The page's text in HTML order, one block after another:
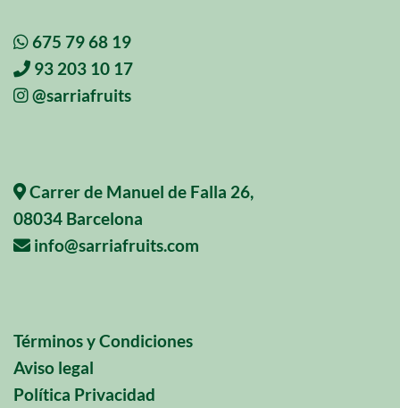
675 79 68 19
93 203 10 17
@sarriafruits
Carrer de Manuel de Falla 26,
08034 Barcelona
info@sarriafruits.com
Términos y Condiciones
Aviso legal
Política Privacidad